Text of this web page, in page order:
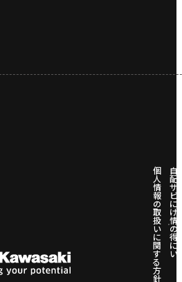
個
人
情
報
の
取
扱
い
に
関
す
る
方
針
自
配
サ
ビ
に
け
情
の
得
に
い